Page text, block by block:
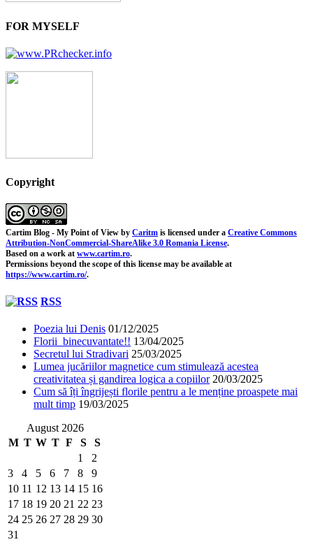
FOR MYSELF
Copyright
Cartim Blog - My Point of View by Caritm is licensed under a Creative Commons
Attribution-NonCommercial-ShareAlike 3.0 Romania License.
Based on a work at www.cartim.ro.
Permissions beyond the scope of this license may be available at
https://www.cartim.ro/.
RSS
Poezia lui Denis 01/12/2025
Florii binecuvantate!! 13/04/2025
Secretul lui Stradivari 25/03/2025
Lumea jucăriilor magnetice cum stimulează acestea
creativitatea și gandirea logica a copiilor 20/03/2025
Cum să îți îngrijești florile pentru a le menține proaspete mai
mult timp 19/03/2025
August 2026
M T W T F S
S
1
2
3
4 5 6 7 8
9
10 11 12 13 14 15 16
17 18 19 20 21 22 23
24 25 26 27 28 29 30
31